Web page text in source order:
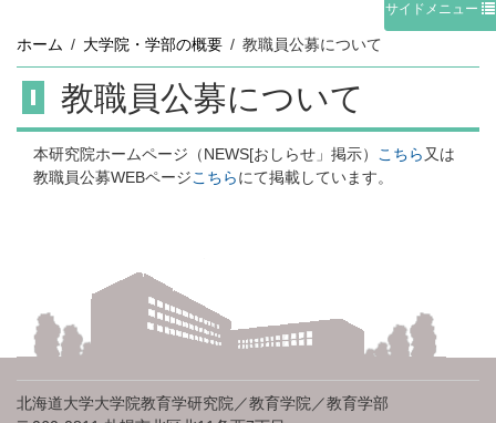
サイドメニュー
ホーム 大学院・学部の概要 教職員公募について
教職員公募について
本研究院ホームページ（NEWS[おしらせ」掲示） こちら 又は
教職員公募WEBページこちらにて掲載しています。
北海道大学大学院教育学研究院／教育学院／教育学部